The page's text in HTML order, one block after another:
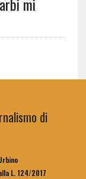
di
L. 124/2017